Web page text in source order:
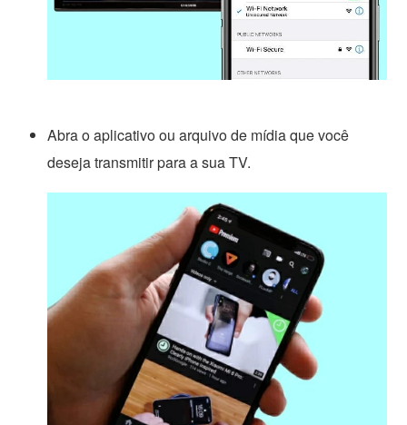
Abra o aplicativo ou arquivo de mídia que você
deseja transmitir para a sua TV.